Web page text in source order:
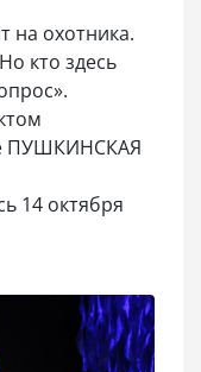
на охотника.
кто здесь
ПУШКИНСКАЯ
14 октября